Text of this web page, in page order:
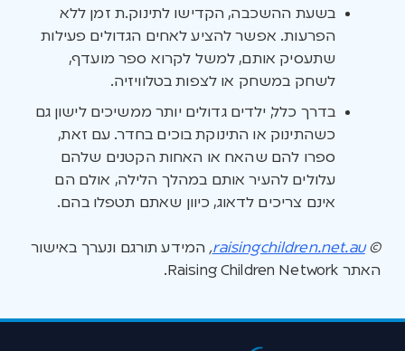
בשעת ההשכבה, הקדישו לתינוק.ת זמן ללא
הפרעות. אפשר להציע לאחים הגדולים פעילות
שתעסיק אותם, למשל לקרוא ספר מועדף,
לשחק במשחק או לצפות בטלוויזיה.
בדרך כלל, ילדים גדולים יותר ממשיכים לישון גם
כשהתינוק או התינוקת בוכים בחדר. עם זאת,
ספרו להם שהאח או האחות הקטנים שלהם
עלולים להעיר אותם במהלך הלילה, אולם הם
אינם צריכים לדאוג, כיוון שאתם תטפלו בהם.
©
raisingchildren.net.au
, המידע תורגם ונערך באישור
האתר Raising Children Network.